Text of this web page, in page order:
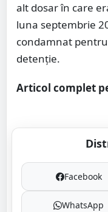
alt dosar în care
luna septembrie
condamnat
detenție.
Articol complet
Facebook
WhatsApp